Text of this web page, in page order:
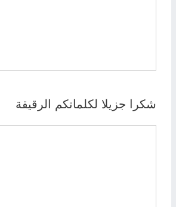
شكرا جزيلا لكلماتكم الرقيقة